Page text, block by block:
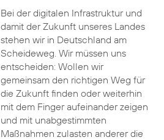
Bei der digitalen Infrastruktur und
damit der Zukunft unseres Landes
stehen wir in Deutschland am
Scheideweg. Wir müssen uns
entscheiden: Wollen wir
gemeinsam den richtigen Weg für
die Zukunft finden oder weiterhin
mit dem Finger aufeinander zeigen
und mit unabgestimmten
Maßnahmen zulasten anderer die